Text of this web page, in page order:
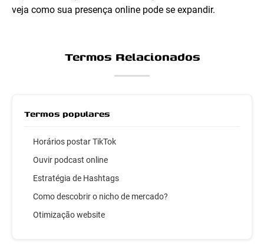
veja como sua presença online pode se expandir.
Termos Relacionados
Termos populares
Horários postar TikTok
Ouvir podcast online
Estratégia de Hashtags
Como descobrir o nicho de mercado?
Otimização website